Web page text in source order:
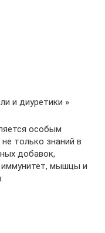
и диуретики »
особым
только знаний в
добавок,
мышцы и